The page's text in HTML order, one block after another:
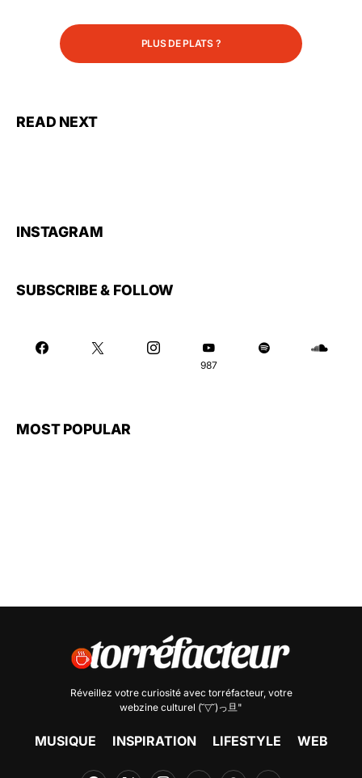
PLUS DE PLATS ?
READ NEXT
INSTAGRAM
SUBSCRIBE & FOLLOW
987
MOST POPULAR
Réveillez votre curiosité avec torréfacteur, votre
webzine culturel (˘▽˘)っ旦"
MUSIQUE INSPIRATION LIFESTYLE WEB